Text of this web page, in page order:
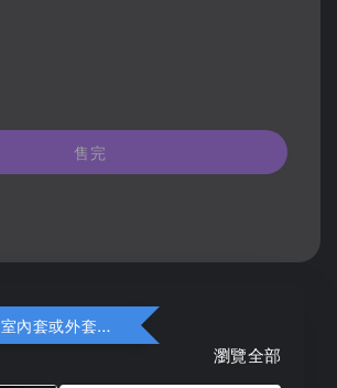
售完
享有黑膠錄音室內套或外套折扣
瀏覽全部